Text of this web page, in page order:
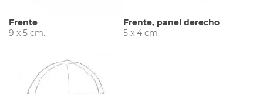
Frente
9 x 5 cm.
Frente, panel derecho
5 x 4 cm.